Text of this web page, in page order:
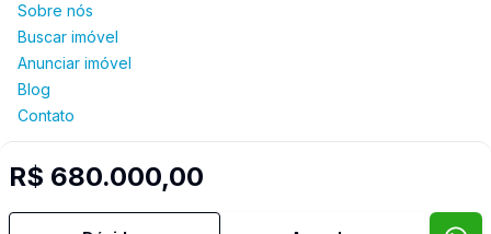
R$ 680.000,00
Sobre nós
Buscar imóvel
Anunciar imóvel
Blog
Contato
Selo de Tecnologia Loft